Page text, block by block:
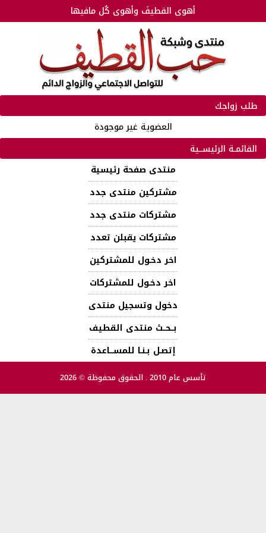
أهوى القطيفَ وأهوى كُل مافيها
طلب زواجك
العضوية غير موجودة
القائمـة الرئيســية
منتدى صفحة رئيسية
مشتركين منتدى جدد
مشتركات منتدى جدد
مشتركات يقبلن تعدد
اخر دخـول للمشتركين
اخر دخـول للمشتركات
دخول وتسجيل منتدى
بــحــث منتدى القطيف
إتصـل بـنـا للمســـاعدة
تأسس عام 2010 . الحقوق محفوظة © 2026